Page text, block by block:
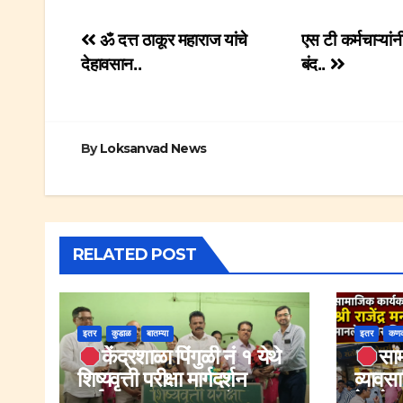
Post
navigation
एस टी
बंद..
ॐ दत्त ठाकूर महाराज यांचे
देहावसान..
ByLoksanvad News
RELATED POST
इतर कुडाळ बातम्या
केंद्रशाळा पिंगुळी नं १ येथे
शिष्यवृत्ती परीक्षा मार्गदर्शन
इतर